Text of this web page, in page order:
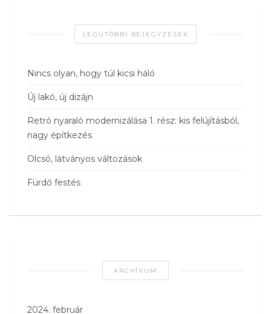
LEGUTÓBBI BEJEGYZÉSEK
Nincs olyan, hogy túl kicsi háló
Új lakó, új dizájn
Retró nyaraló modernizálása 1. rész: kis felújításból,
nagy építkezés
Olcsó, látványos változások
Fürdő festés
ARCHÍVUM
2024. február